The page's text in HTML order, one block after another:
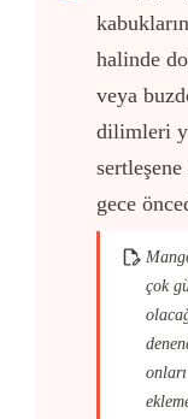
halinde
veya
dilimleri
gece
çok